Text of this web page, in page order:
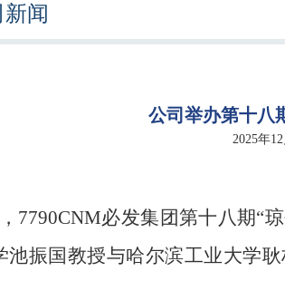
闻
公司举办第十八
2025年
7790CNM必发集团第十八期“
池振国教授与哈尔滨工业大学